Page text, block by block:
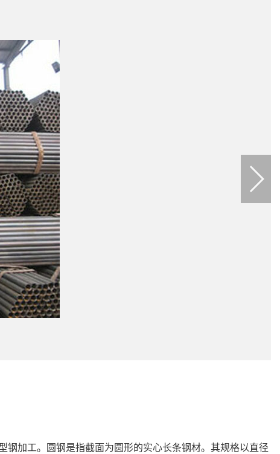
加工。圆钢是指截面为圆形的实心长条钢材。其规格以直径